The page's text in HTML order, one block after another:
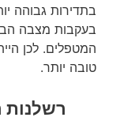
בתדירות גבוהה
בעקבות מצבה
המטפלים. לכן
טובה יותר.
רשלנות